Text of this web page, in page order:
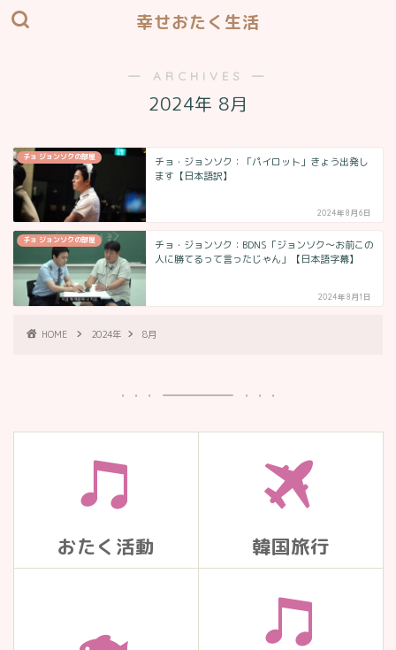
幸せおたく生活
― ARCHIVES ―
2024年 8月
チョ ジョンソクの部屋
チョ・ジョンソク：「パイロット」きょう出発し
ます【日本語訳】
2024年8月6日
チョ ジョンソクの部屋
チョ・ジョンソク：BDNS「ジョンソク～お前この
人に勝てるって言ったじゃん」【日本語字幕】
2024年8月1日
HOME 2024年 8月
おたく活動 韓国旅行